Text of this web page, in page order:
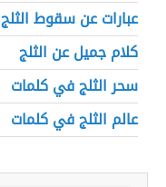
عبارات عن سقوط الثلج
كلام جميل عن الثلج
سحر الثلج في كلمات
عالم الثلج في كلمات